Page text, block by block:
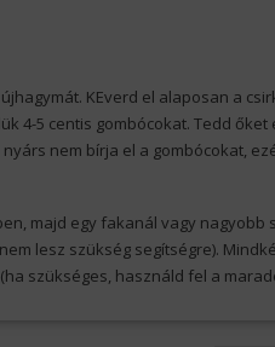
KEverd el alaposan a
4-5 centis gombócokat. Tedd őket
nem bírja el a gombócokat,
majd egy fakanál vagy nagyobb
lesz szükség segítségre).
szükséges, használd fel a